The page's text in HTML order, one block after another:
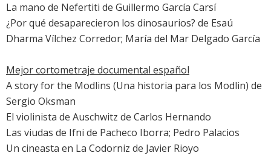
La mano de Nefertiti de Guillermo García Carsí
¿Por qué desaparecieron los dinosaurios? de Esaú
Dharma Vílchez Corredor; María del Mar Delgado García
Mejor cortometraje documental español
A story for the Modlins (Una historia para los Modlin) de
Sergio Oksman
El violinista de Auschwitz de Carlos Hernando
Las viudas de Ifni de Pacheco Iborra; Pedro Palacios
Un cineasta en La Codorniz de Javier Rioyo